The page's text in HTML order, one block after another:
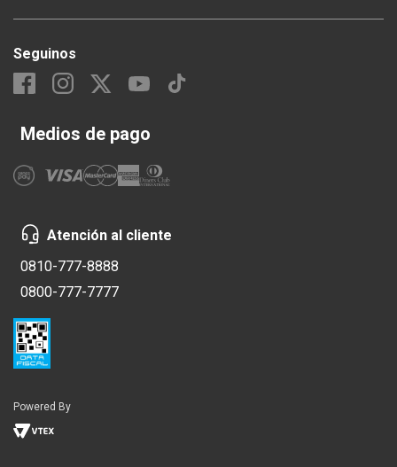
Seguinos
Medios de pago
Atención al cliente
0810-777-8888
0800-777-7777
Powered By